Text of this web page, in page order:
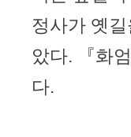
정사가 옛길
았다. 『화
다.